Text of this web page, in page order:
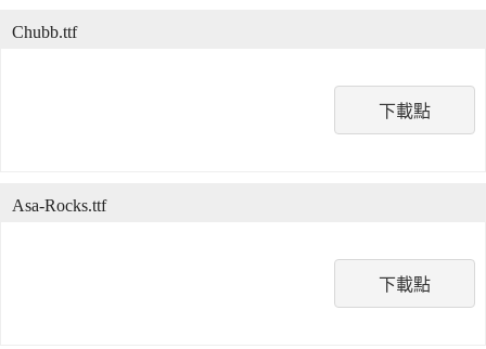
下載點
Chubb.ttf
下載點
Asa-Rocks.ttf